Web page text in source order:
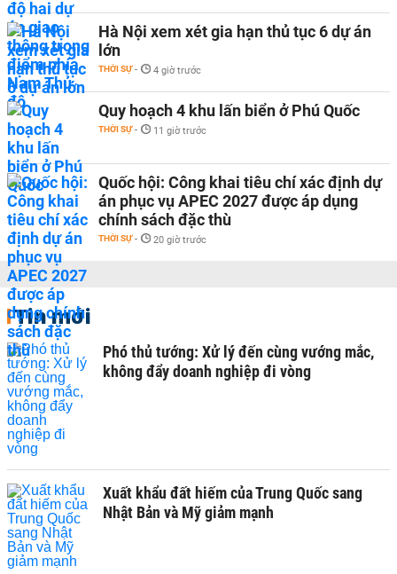
Hà Nội xem xét gia hạn thủ tục 6 dự án
lớn
THỜI SỰ - 4 giờ trước
Quy hoạch 4 khu lấn biển ở Phú Quốc
THỜI SỰ - 11 giờ trước
Quốc hội: Công khai tiêu chí xác định dự
án phục vụ APEC 2027 được áp dụng
chính sách đặc thù
THỜI SỰ - 20 giờ trước
Tin mới
Phó thủ tướng: Xử lý đến cùng vướng mắc,
không đẩy doanh nghiệp đi vòng
Xuất khẩu đất hiếm của Trung Quốc sang
Nhật Bản và Mỹ giảm mạnh